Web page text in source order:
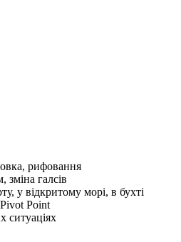
рифовання
зміна галсів
у відкритому морі, в бухті
Point
ситуаціях